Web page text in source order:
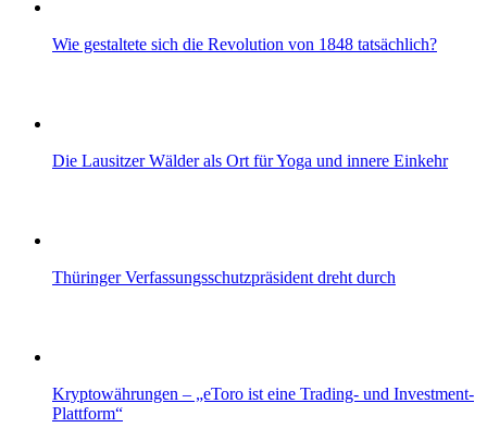
Wie gestaltete sich die Revolution von 1848 tatsächlich?
Die Lausitzer Wälder als Ort für Yoga und innere Einkehr
Thüringer Verfassungsschutzpräsident dreht durch
Kryptowährungen – „eToro ist eine Trading- und Investment-
Plattform“